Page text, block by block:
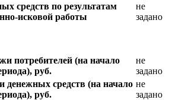
средств по результатам
исковой работы
не
задано
потребителей (на начало
руб.
не
задано
денежных средств (на начало
руб.
не
задано